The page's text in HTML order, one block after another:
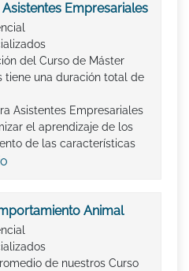
Empresariales
del Curso de Máster
tiene una duración total de
Asistentes Empresariales
el aprendizaje de los
de las características
Animal
de nuestros Curso